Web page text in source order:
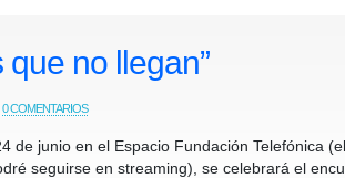
que no llegan”
0 COMENTARIOS
de junio en el Espacio Fundación Telefónica
seguirse en streaming), se celebrará el